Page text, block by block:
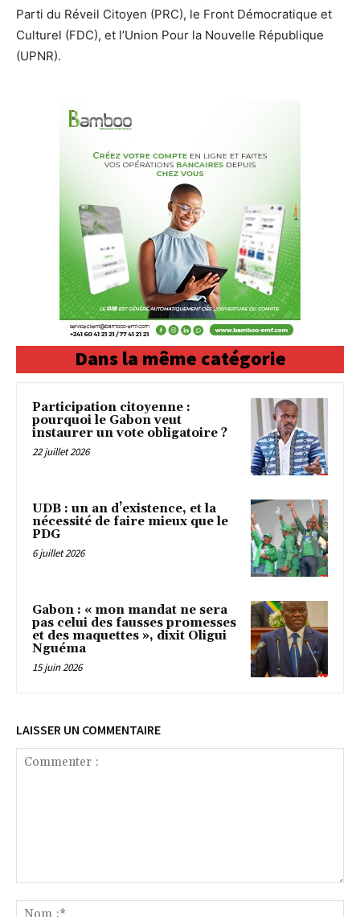
Parti du Réveil Citoyen (PRC), le Front Démocratique et
Culturel (FDC), et l’Union Pour la Nouvelle République
(UPNR).
Dans la même catégorie
Participation citoyenne :
pourquoi le Gabon veut
instaurer un vote obligatoire ?
22 juillet 2026
UDB : un an d’existence, et la
nécessité de faire mieux que le
PDG
6 juillet 2026
Gabon : « mon mandat ne sera
pas celui des fausses promesses
et des maquettes », dixit Oligui
Nguéma
15 juin 2026
LAISSER UN COMMENTAIRE